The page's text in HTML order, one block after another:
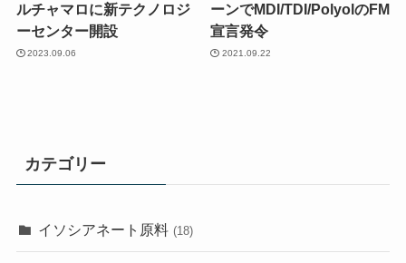
ルチャマロに新テクノロジ
ーセンター開設
2023.09.06
ーンでMDI/TDI/PolyolのFM
宣言発令
2021.09.22
カテゴリー
イソシアネート原料 (18)